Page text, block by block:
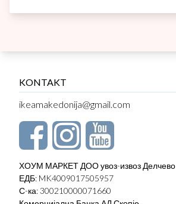
KONTAKT
ikeamakedonija@gmail.com
ХОУМ МАРКЕТ ДОО увоз-извоз Делчево
ЕДБ: MK4009017505957
С-ка: 300210000071660